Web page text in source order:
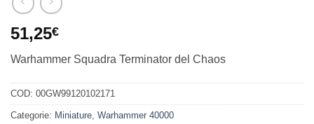
51,25€
Warhammer Squadra Terminator del Chaos
COD: 00GW99120102171
Categorie: Miniature, Warhammer 40000